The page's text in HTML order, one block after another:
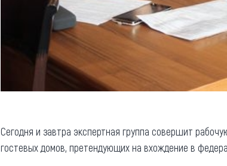
Сегодня и завтра экспертная группа совершит
гостевых домов, претендующих на вхождение в